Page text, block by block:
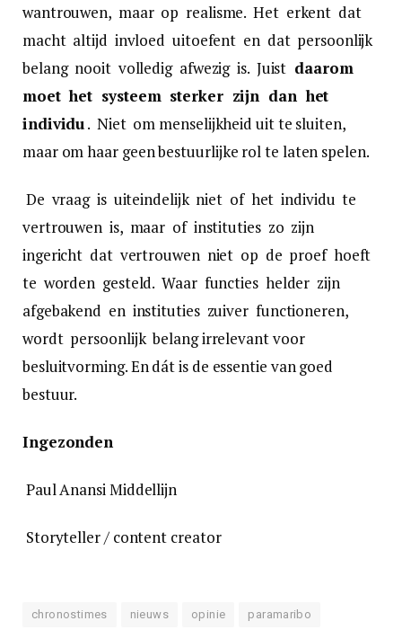
wantrouwen, maar op realisme. Het erkent dat
macht altijd invloed uitoefent en dat persoonlijk
belang nooit volledig afwezig is. Juist daarom
moet het systeem sterker zijn dan het
individu. Niet om menselijkheid uit te sluiten,
maar om haar geen bestuurlijke rol te laten spelen.
De vraag is uiteindelijk niet of het individu te
vertrouwen is, maar of instituties zo zijn
ingericht dat vertrouwen niet op de proef hoeft
te worden gesteld. Waar functies helder zijn
afgebakend en instituties zuiver functioneren,
wordt persoonlijk belang irrelevant voor
besluitvorming. En dát is de essentie van goed
bestuur.
Ingezonden
Paul Anansi Middellijn
Storyteller / content creator
chronostimes nieuws opinie paramaribo